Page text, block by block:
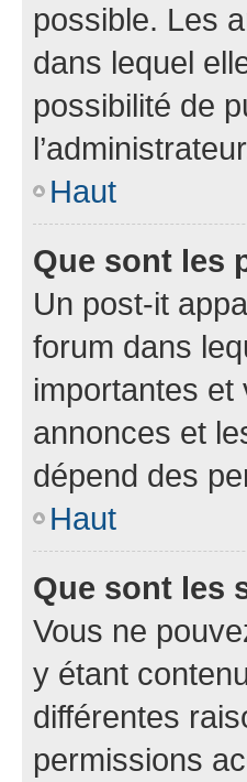
possible. Les
dans lequel
possibilité de
Haut
Que sont les
Un post-it
forum dans
importantes
annonces et
dépend des
Haut
Que sont les
Vous ne
y étant
différentes
permissions